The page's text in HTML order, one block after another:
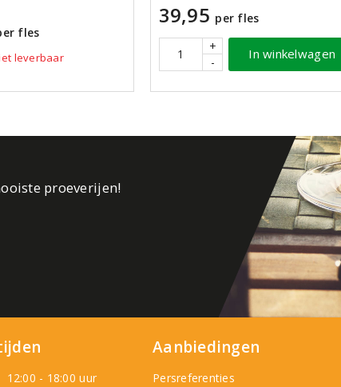
fles
leverbaar
39,95 per fles
+
-
In winkelwagen
proeverijen!
12:00 - 18:00 uur
Aanbiedingen
Persreferenties